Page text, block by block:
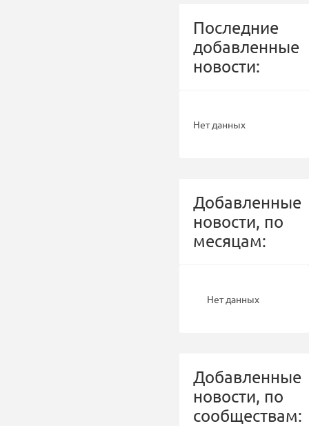
Последние
добавленные
новости:
Нет данных
Добавленные
новости, по
месяцам:
Нет данных
Добавленные
новости, по
сообществам: